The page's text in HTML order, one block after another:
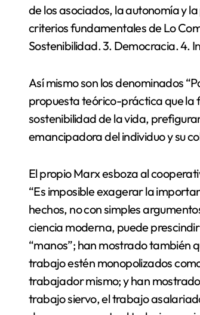
de los asociados, la autonomía y
criterios fundamentales de Lo
Sostenibilidad. 3. Democracia. 4.
Así mismo son los denominados
propuesta teórico-práctica que la
sostenibilidad de la vida,
emancipadora del individuo y su
El propio Marx esboza al
“Es imposible exagerar la
hechos, no con simples
ciencia moderna, puede
“manos”; han mostrado también
trabajo estén monopolizados
trabajador mismo; y han
trabajo siervo, el trabajo